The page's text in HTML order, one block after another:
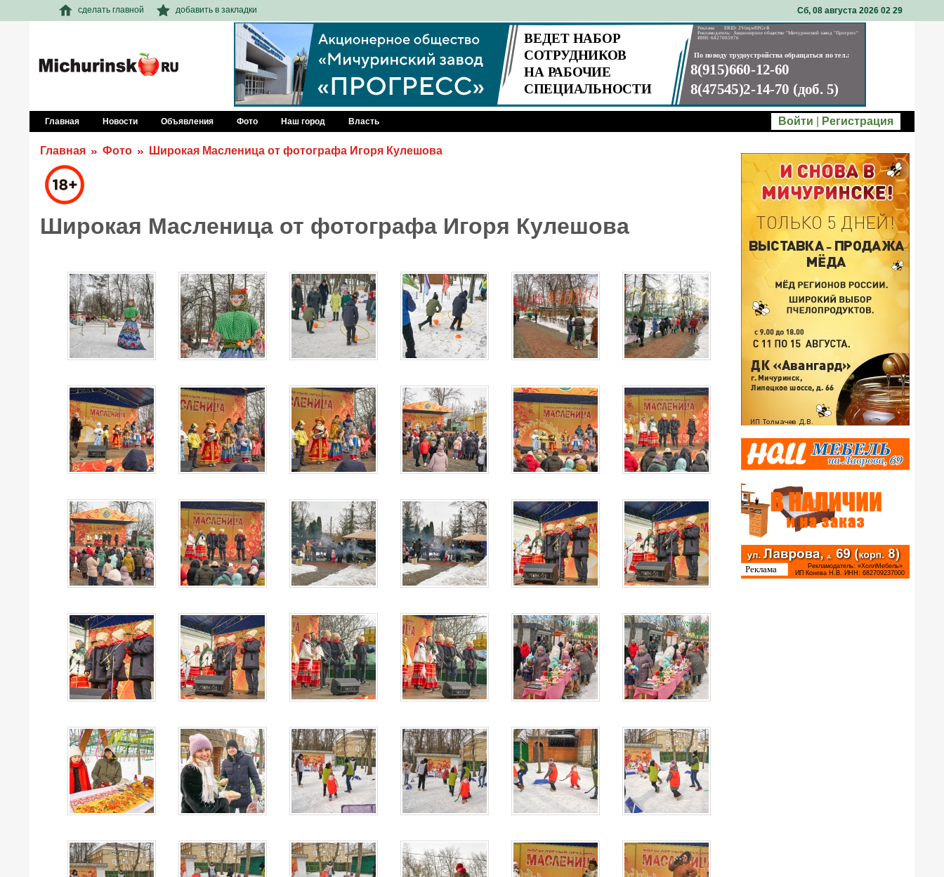
сделать главной добавить в закладки Сб, 08 августа 2026 02: 29
Главная Новости Объявления Фото Наш город Власть Войти Регистрация
Главная Фото Широкая Масленица от фотографа Игоря Кулешова
Широкая Масленица от фотографа Игоря Кулешова